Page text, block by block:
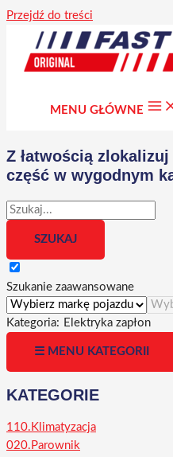
Przejdź do treści
MENU GŁÓWNE
Z łatwością
część w wygodnym
Szukanie zaawansowane
Kategoria: Elektryka zapłon
☰ MENU KATEGORII
KATEGORIE
110.Klimatyzacja
020.Parownik